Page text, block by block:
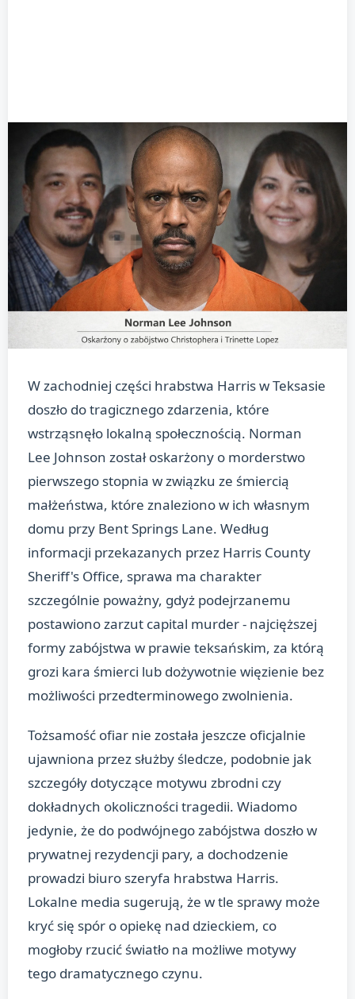
W zachodniej części hrabstwa Harris w Teksasie
doszło do tragicznego zdarzenia, które
wstrząsnęło lokalną społecznością. Norman
Lee Johnson został oskarżony o morderstwo
pierwszego stopnia w związku ze śmiercią
małżeństwa, które znaleziono w ich własnym
domu przy Bent Springs Lane. Według
informacji przekazanych przez Harris County
Sheriff's Office, sprawa ma charakter
szczególnie poważny, gdyż podejrzanemu
postawiono zarzut capital murder - najcięższej
formy zabójstwa w prawie teksańskim, za którą
grozi kara śmierci lub dożywotnie więzienie bez
możliwości przedterminowego zwolnienia.
Tożsamość ofiar nie została jeszcze oficjalnie
ujawniona przez służby śledcze, podobnie jak
szczegóły dotyczące motywu zbrodni czy
dokładnych okoliczności tragedii. Wiadomo
jedynie, że do podwójnego zabójstwa doszło w
prywatnej rezydencji pary, a dochodzenie
prowadzi biuro szeryfa hrabstwa Harris.
Lokalne media sugerują, że w tle sprawy może
kryć się spór o opiekę nad dzieckiem, co
mogłoby rzucić światło na możliwe motywy
tego dramatycznego czynu.